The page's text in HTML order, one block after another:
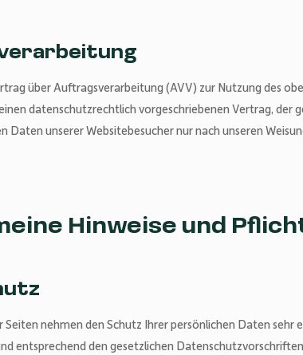
über Auftragsverarbeitung (AVV) zur Nutzung des
datenschutzrechtlich vorgeschriebenen Vertrag, der
Daten unserer Websitebesucher nur nach unseren
Hinweise und
Seiten nehmen den Schutz Ihrer persönlichen Daten sehr
entsprechend den gesetzlichen